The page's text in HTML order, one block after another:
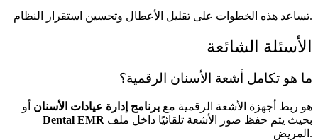
تساعد هذه الخطوات على تقليل الأعطال وتحسين استقرار النظام.
الأسئلة الشائعة
ما هو تكامل أشعة الأسنان الرقمية؟
هو ربط أجهزة الأشعة الرقمية مع برنامج إدارة عيادات الأسنان أو
Dental EMR
المريض.